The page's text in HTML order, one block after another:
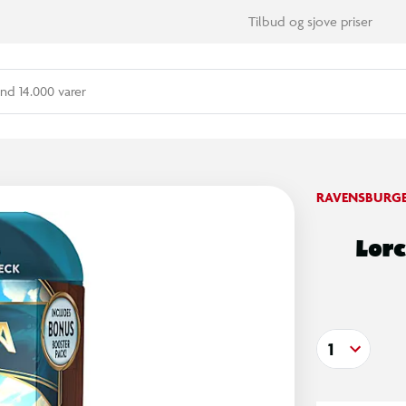
Tilbud og sjove priser
14.000 varer
1